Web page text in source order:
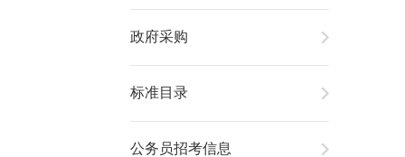
政府采购
标准目录
公务员招考信息